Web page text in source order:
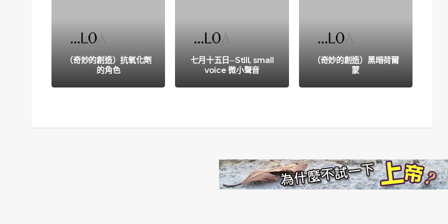
（奇妙的創造）抗氧化劑
的角色
七月十五日─Still, small
voice 微小聲音
（奇妙的創造）黑暗荷爾
蒙